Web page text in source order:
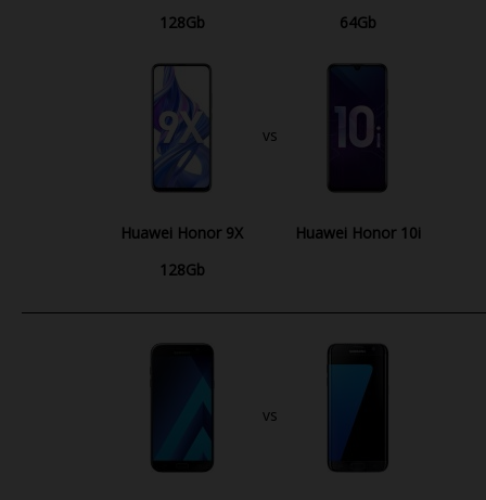
128Gb
64Gb
Huawei Honor 9X
128Gb
vs
Huawei Honor 10i
vs